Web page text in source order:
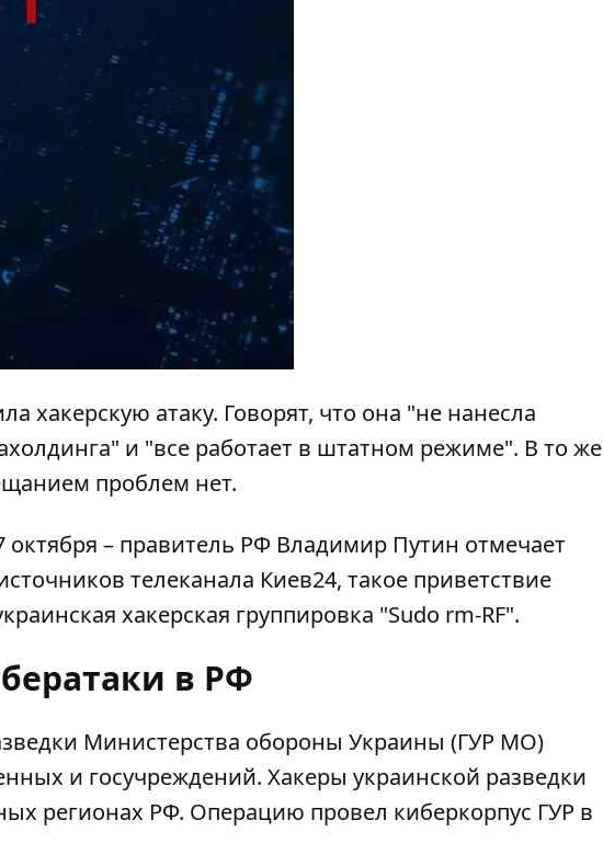
хакерскую атаку. Говорят, что она "не нанесла
и "все работает в штатном режиме". В то же
проблем нет.
октября – правитель РФ Владимир Путин отмечает
телеканала Киев24, такое приветствие
хакерская группировка "Sudo rm-RF".
в РФ
Министерства обороны Украины (ГУР МО)
и госучреждений. Хакеры украинской разведки
регионах РФ. Операцию провел киберкорпус ГУР в